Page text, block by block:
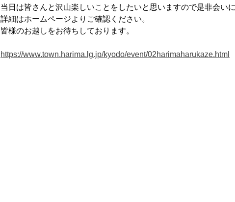
当日は皆さんと沢山楽しいことをしたいと思いますので是非会い
詳細はホームページよりご確認ください。
皆様のお越しをお待ちしております。
https://www.town.harima.lg.jp/kyodo/event/02harimaharukaze.html